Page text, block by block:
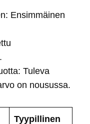
Ensimmäinen
Tuleva
on nousussa.
Tyypillinen